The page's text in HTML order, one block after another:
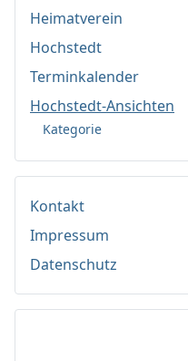
Heimatverein
Hochstedt
Terminkalender
Hochstedt-Ansichten
Kategorie
Kontakt
Impressum
Datenschutz